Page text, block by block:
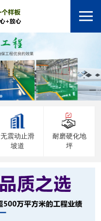
无震动止滑
坡道
耐磨硬化地
坪